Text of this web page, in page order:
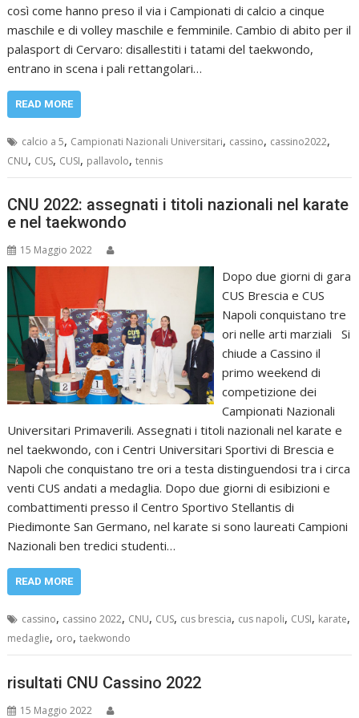
così come hanno preso il via i Campionati di calcio a cinque
maschile e di volley maschile e femminile. Cambio di abito per il
palasport di Cervaro: disallestiti i tatami del taekwondo,
entrano in scena i pali rettangolari…
READ MORE
calcio a 5, Campionati Nazionali Universitari, cassino, cassino2022,
CNU, CUS, CUSI, pallavolo,tennis
CNU 2022: assegnati i titoli nazionali nel karate
e nel taekwondo
15 Maggio 2022
Dopo due giorni di gara
CUS Brescia e CUS
Napoli conquistano tre
ori nelle arti marziali Si
chiude a Cassino il
primo weekend di
competizione dei
Campionati Nazionali
Universitari Primaverili. Assegnati i titoli nazionali nel karate e
nel taekwondo, con i Centri Universitari Sportivi di Brescia e
Napoli che conquistano tre ori a testa distinguendosi tra i circa
venti CUS andati a medaglia. Dopo due giorni di esibizioni e
combattimenti presso il Centro Sportivo Stellantis di
Piedimonte San Germano, nel karate si sono laureati Campioni
Nazionali ben tredici studenti…
READ MORE
cassino, cassino 2022, CNU, CUS, cus brescia, cus napoli, CUSI, karate,
medaglie, oro,taekwondo
risultati CNU Cassino 2022
15 Maggio 2022